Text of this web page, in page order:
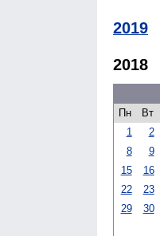
2019
2018
Пн
Вт
1
2
8
9
15
16
22
23
29
30